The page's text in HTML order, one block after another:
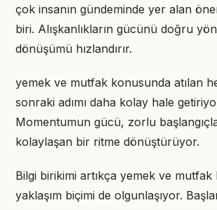
çok insanın gündeminde yer alan
biri. Alışkanlıkların gücünü doğru
dönüşümü hızlandırır.
yemek ve mutfak konusunda atılan
sonraki adımı daha kolay hale
Momentumun gücü, zorlu
kolaylaşan bir ritme dönüştürüyor.
Bilgi birikimi artıkça yemek ve
yaklaşım biçimi de olgunlaşıyor.